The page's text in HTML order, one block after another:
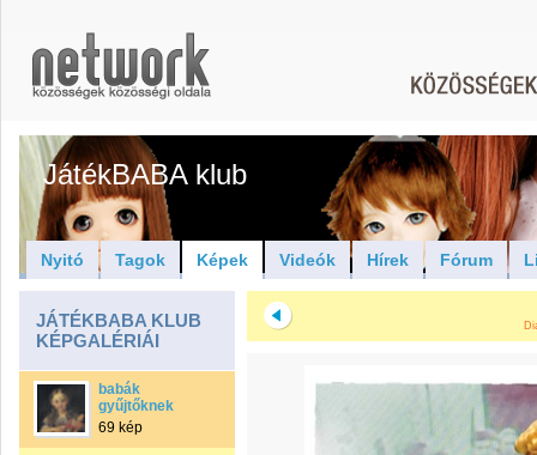
JátékBABA klub
Nyitó Tagok Képek Videók Hírek Fórum
JÁTÉKBABA KLUB
KÉPGALÉRIÁI
babák
gyűjtőknek
69 kép